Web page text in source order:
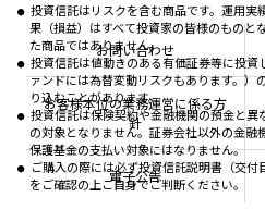
投資信託はリスクを含む商品です。運用
果（損益）はすべて投資家の皆様のものと
た商品ではありません。
投資信託は値動きのある有価証券等に投
ァンドには為替変動リスクもあります。）
り込むことがあります。
投資信託は保険契約や金融機関の預金と
の対象となりません。証券会社以外の金
保護基金の支払い対象にはなりません。
ご購入の際には必ず投資信託説明書（交
をご確認の上ご自身でご判断ください。
ちょこっと3分！ファンドシア
有価証券届出書の効力の発生の
こだわりのインデックスファ
なしシリーズ
確定拠出年金について
Goal Navi
資産形成サポート
NAMシティ
お問い合わせ
よくあるご質問
投資の教室
プレスリリース
受賞歴
方針・その他開示情報
採用情報
公式キャラクターのご紹介
商品ニュース
おしらせ
メディアお問い合わせ
お客様本位の業務運営に係る方
針
電子公告